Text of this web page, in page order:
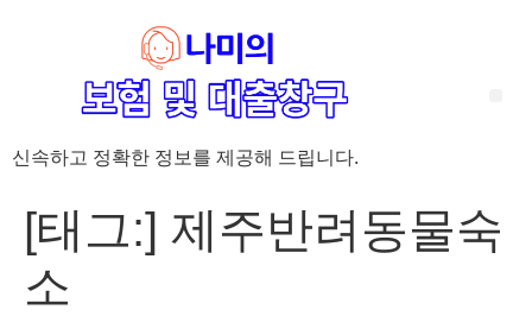
신속하고 정확한 정보를 제공해 드립니다.
[태그:] 제주반려동물숙
소